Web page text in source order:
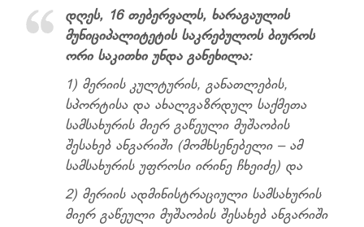
დღეს, 16 თებერვალს, ხარაგაულის
მუნიციპალიტეტის საკრებულოს ბიუროს
ორი საკითხი უნდა განეხილა:
1) მერიის კულტურის, განათლების,
სპორტისა და ახალგაზრდულ საქმეთა
სამსახურის მიერ გაწეული მუშაობის
შესახებ ანგარიში (მომხსენებელი – ამ
სამსახურის უფროსი ირინე ჩხეიძე) და
2) მერიის ადმინისტრაციული სამსახურის
მიერ გაწეული მუშაობის შესახებ ანგარიში